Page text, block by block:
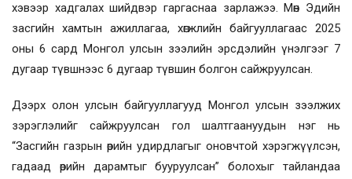
хэвээр хадгалах шийдвэр гаргаснаа зарлажээ. Мөн Эдийн
засгийн хамтын ажиллагаа, хөгжлийн байгууллагаас 2025
оны 6 сард Монгол улсын зээлийн эрсдэлийн үнэлгээг 7
дугаар түвшнээс 6 дугаар түвшин болгон сайжруулсан.
Дээрх олон улсын байгууллагууд Монгол улсын зээлжих
зэрэглэлийг сайжруулсан гол шалтгаануудын нэг нь
“Засгийн газрын өрийн удирдлагыг оновчтой хэрэгжүүлсэн,
гадаад өрийн дарамтыг бууруулсан” болохыг тайландаа